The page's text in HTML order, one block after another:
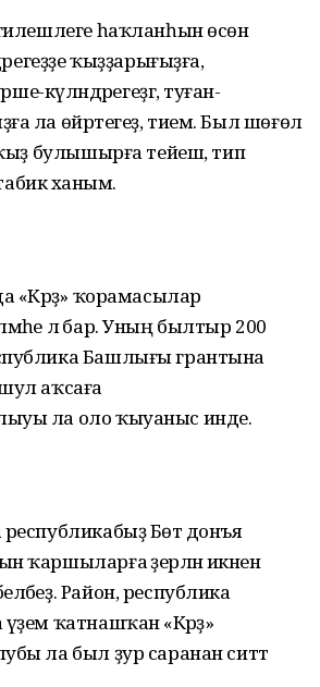
һаҡланһын өсөн
ҡыҙҙарығыҙға,
күләндәрегеҙгә, туған-
ла өйрәтегеҙ, тием. Был шөғөл
булышырға тейеш, тип
ханым.
«Кәрәҙ» ҡорамасылар
лә бар. Уның былтыр 200
Башлығы грантына
аҡсаға
ла оло ҡыуаныс инде.
Бөтә донъя
әҙерләнә икәнен
Район, республика
ҡатнашҡан «Кәрәҙ»
ла был ҙур саранан ситтә